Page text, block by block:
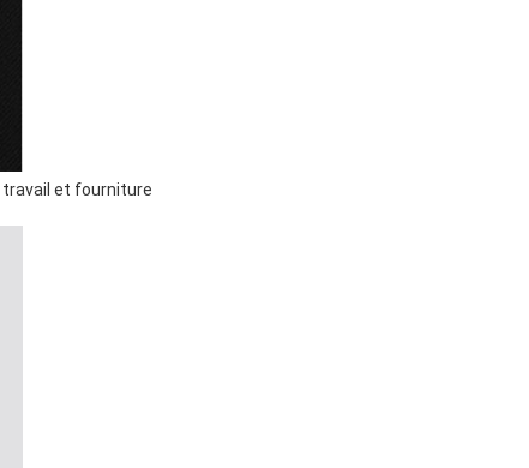
travail et fourniture